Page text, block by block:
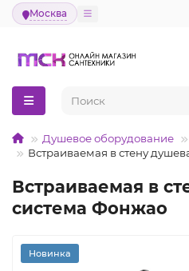
Москва
Душевое оборудование
Встраиваемая в стену
Встраиваемая в
система Фонжао
Новинка